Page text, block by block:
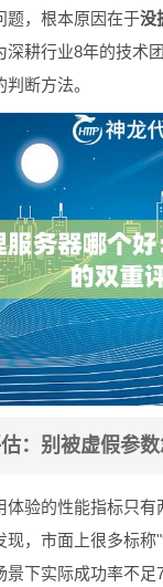
题，根本原因在于没
深耕行业8年的技术
断方法。
：别被虚假参
验的性能指标只有
现，市面上很多标称
景下实际成功率不足